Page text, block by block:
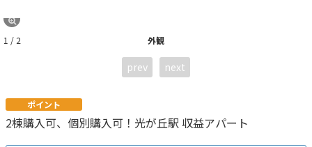
外観
1 / 2
prev next
ポイント
2棟購入可、個別購入可！光が丘駅 収益アパート